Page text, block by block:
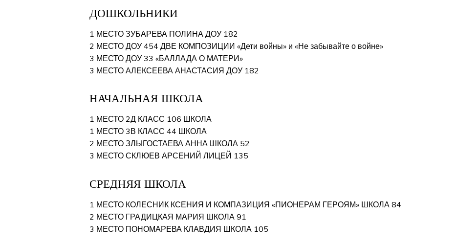
ДОШКОЛЬНИКИ
1 МЕСТО ЗУБАРЕВА ПОЛИНА ДОУ 182
2 МЕСТО ДОУ 454 ДВЕ КОМПОЗИЦИИ «Дети войны» и «Не забывайте о войне»
3 МЕСТО ДОУ 33 «БАЛЛАДА О МАТЕРИ»
3 МЕСТО АЛЕКСЕЕВА АНАСТАСИЯ ДОУ 182
НАЧАЛЬНАЯ ШКОЛА
1 МЕСТО 2Д КЛАСС 106 ШКОЛА
1 МЕСТО 3В КЛАСС 44 ШКОЛА
2 МЕСТО ЗЛЫГОСТАЕВА АННА ШКОЛА 52
3 МЕСТО СКЛЮЕВ АРСЕНИЙ ЛИЦЕЙ 135
СРЕДНЯЯ ШКОЛА
1 МЕСТО КОЛЕСНИК КСЕНИЯ И КОМПАЗИЦИЯ «ПИОНЕРАМ ГЕРОЯМ» ШКОЛА 84
2 МЕСТО ГРАДИЦКАЯ МАРИЯ ШКОЛА 91
3 МЕСТО ПОНОМАРЕВА КЛАВДИЯ ШКОЛА 105